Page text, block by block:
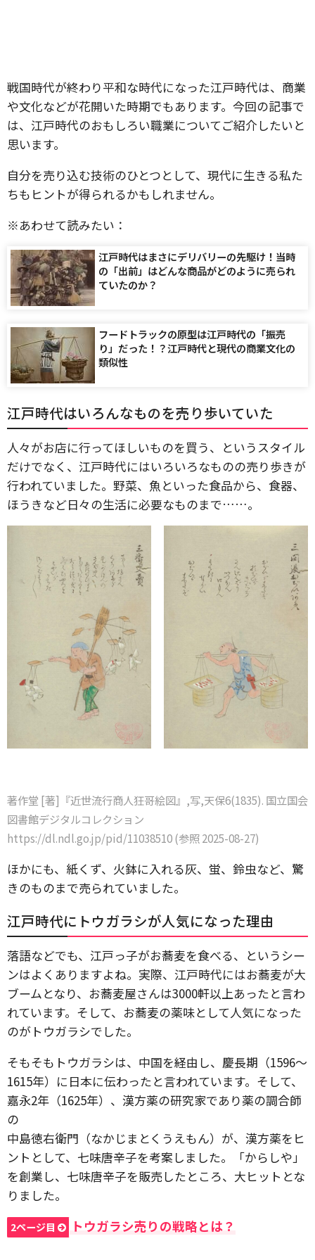
戦国時代が終わり平和な時代になった江戸時代は、商業
や文化などが花開いた時期でもあります。今回の記事で
は、江戸時代のおもしろい職業についてご紹介したいと
思います。
自分を売り込む技術のひとつとして、現代に生きる私た
ちもヒントが得られるかもしれません。
※あわせて読みたい：
江戸時代はまさにデリバリーの先駆け！当時
の「出前」はどんな商品がどのように売られ
ていたのか？
フードトラックの原型は江戸時代の「振売
り」だった！？江戸時代と現代の商業文化の
類似性
江戸時代はいろんなものを売り歩いていた
人々がお店に行ってほしいものを買う、というスタイル
だけでなく、江戸時代にはいろいろなものの売り歩きが
行われていました。野菜、魚といった食品から、食器、
ほうきなど日々の生活に必要なものまで……。
著作堂 [著]『近世流行商人狂哥絵図』,写,天保6(1835). 国立国会
図書館デジタルコレクション
https://dl.ndl.go.jp/pid/11038510 (参照 2025-08-27)
ほかにも、紙くず、火鉢に入れる灰、蛍、鈴虫など、驚
きのものまで売られていました。
江戸時代にトウガラシが人気になった理由
落語などでも、江戸っ子がお蕎麦を食べる、というシー
ンはよくありますよね。実際、江戸時代にはお蕎麦が大
ブームとなり、お蕎麦屋さんは3000軒以上あったと言わ
れています。そして、お蕎麦の薬味として人気になった
のがトウガラシでした。
そもそもトウガラシは、中国を経由し、慶長期（1596～
1615年）に日本に伝わったと言われています。そして、
嘉永2年（1625年）、漢方薬の研究家であり薬の調合師
の
中島徳右衛門（なかじまとくうえもん）が、漢方薬をヒ
ントとして、七味唐辛子を考案しました。「からしや」
を創業し、七味唐辛子を販売したところ、大ヒットとな
りました。
2ページ目 トウガラシ売りの戦略とは？